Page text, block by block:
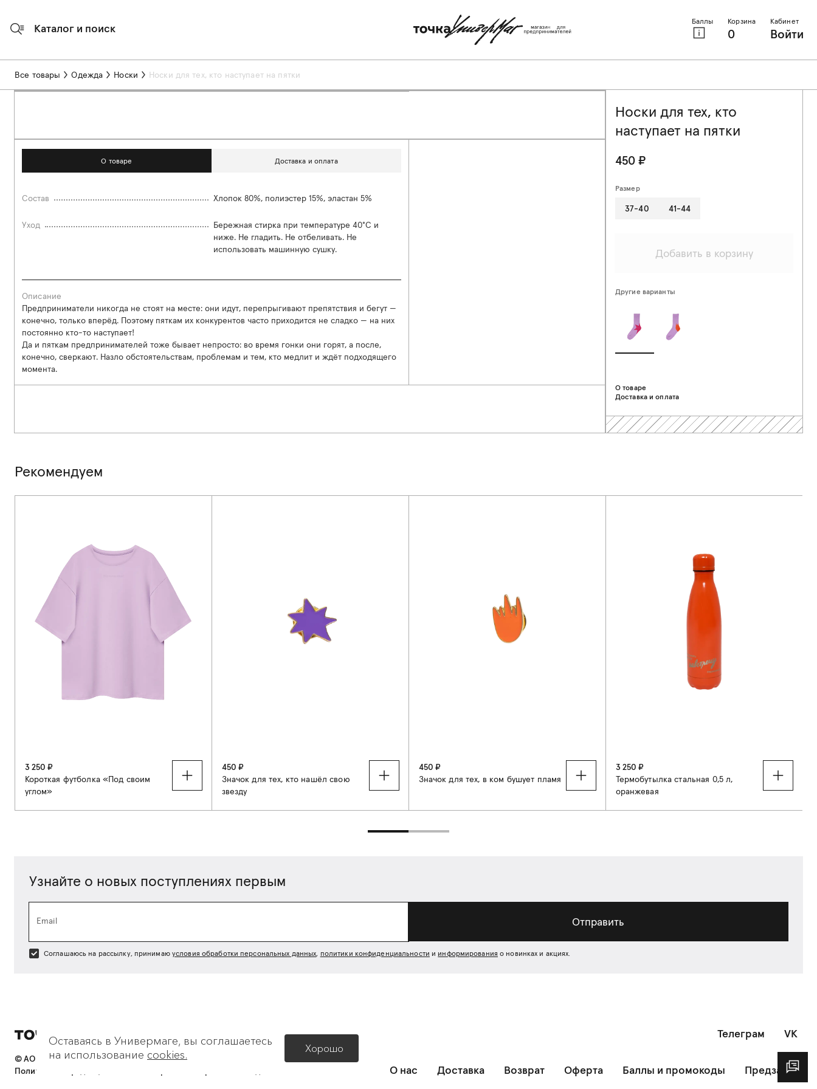
Каталог и поиск
Баллы Корзина
0
Кабинет
Войти
Все товары Одежда Носки Носки для тех, кто наступает на пятки
Носки для тех, кто
наступает на пятки
450 ₽
Размер
37-40 41-44
Добавить в корзину
Другие варианты
О товаре
Доставка и оплата
О товаре Доставка и оплата
Состав Хлопок 80%, полиэстер 15%, эластан 5%
Уход
Бережная стирка при температуре 40°С и
ниже. Не гладить. Не отбеливать. Не
использовать машинную сушку.
Описание
Предприниматели никогда не стоят на месте: они идут, перепрыгивают препятствия и бегут —
конечно, только вперёд. Поэтому пяткам их конкурентов часто приходится не сладко — на них
постоянно кто-то наступает!
Да и пяткам предпринимателей тоже бывает непросто: во время гонки они горят, а после,
конечно, сверкают. Назло обстоятельствам, проблемам и тем, кто медлит и ждёт подходящего
момента.
Рекомендуем
3 250 ₽
Короткая футболка «Под своим
углом»
S
M L XL XXL
450 ₽
Значок для тех, кто нашёл свою
звезду
450 ₽
Значок для тех, в ком бушует пламя
3 250 ₽
Термобутылка стальная 0,5 л,
оранжевая
Узнайте о новых поступлениях первым
Email Отправить
Соглашаюсь на рассылку, принимаю условия обработки персональных данных, политики конфиденциальности и информирования о новинках и акциях.
© АО «Точка»,2026
Политика конфиденциальности
Телеграм VK
О нас Доставка Возврат Оферта Баллы и промокоды Предзаказ
Оставаясь в Универмаге, вы соглашаетесь
на использование cookies. Хорошо